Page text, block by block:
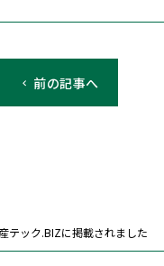
前の記事へ
テック.BIZに掲載されました